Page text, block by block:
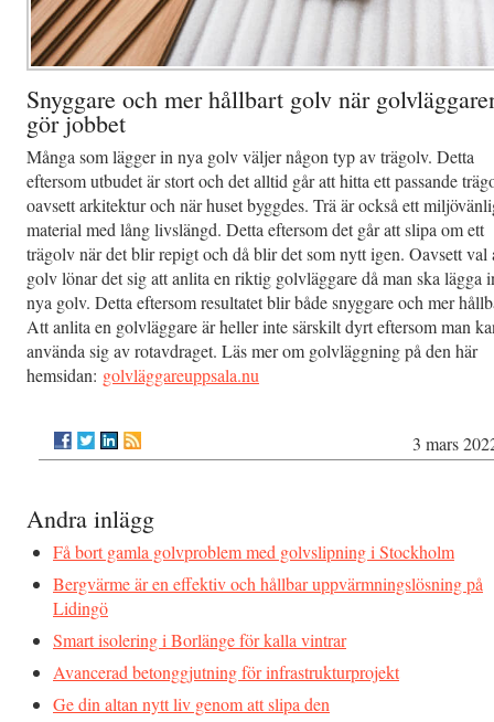
Snyggare och mer hållbart golv när
gör jobbet
Många som lägger in nya golv väljer någon typ av trägolv. Detta
eftersom utbudet är stort och det alltid går att hitta ett passande
oavsett arkitektur och när huset byggdes. Trä är också ett
material med lång livslängd. Detta eftersom det går att slipa om ett
trägolv när det blir repigt och då blir det som nytt igen. Oavsett val
golv lönar det sig att anlita en riktig golvläggare då man ska lägga
nya golv. Detta eftersom resultatet blir både snyggare och mer
Att anlita en golvläggare är heller inte särskilt dyrt eftersom man
använda sig av rotavdraget. Läs mer om golvläggning på den här
hemsidan: golvläggareuppsala.nu
3 mars
Andra inlägg
Få bort gamla golvproblem med golvslipning i Stockholm
Bergvärme är en effektiv och hållbar uppvärmningslösning på
Lidingö
Smart isolering i Borlänge för kalla vintrar
Avancerad betonggjutning för infrastrukturprojekt
Ge din altan nytt liv genom att slipa den